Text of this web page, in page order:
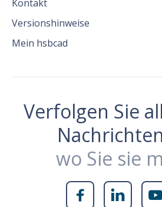
Kontakt
Versionshinweise
Mein hsbcad
Verfolgen Sie
wo Sie sie
  